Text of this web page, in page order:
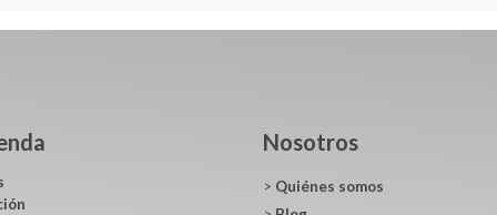
Nosotros
> Quiénes somos